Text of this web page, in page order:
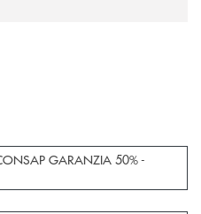
finestraGARANZIA 50% -